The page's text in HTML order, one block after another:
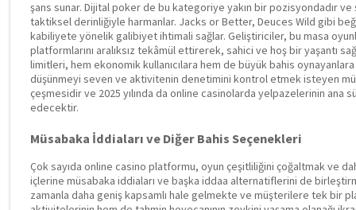
şans sunar. Dijital poker de bu kategoriye yakın bir pozisyondadır
taktiksel derinliğiyle harmanlar. Jacks or Better, Deuces Wild gibi
kabiliyete yönelik galibiyet ihtimali sağlar. Geliştiriciler, bu masa
platformlarını aralıksız tekâmül ettirerek, sahici ve hoş bir yaşantı
limitleri, hem ekonomik kullanıcılara hem de büyük bahis
düşünmeyi seven ve aktivitenin denetimini kontrol etmek isteyen
çeşmesidir ve 2025 yılında da online casinolarda yelpazelerinin ana
edecektir.
Müsabaka İddiaları ve Diğer Bahis Seçenekleri
Çok sayıda online casino platformu, oyun çeşitliliğini çoğaltmak ve
içlerine müsabaka iddiaları ve başka iddaa alternatiflerini de
zamanla daha geniş kapsamlı hale gelmekte ve müşterilere tek bir